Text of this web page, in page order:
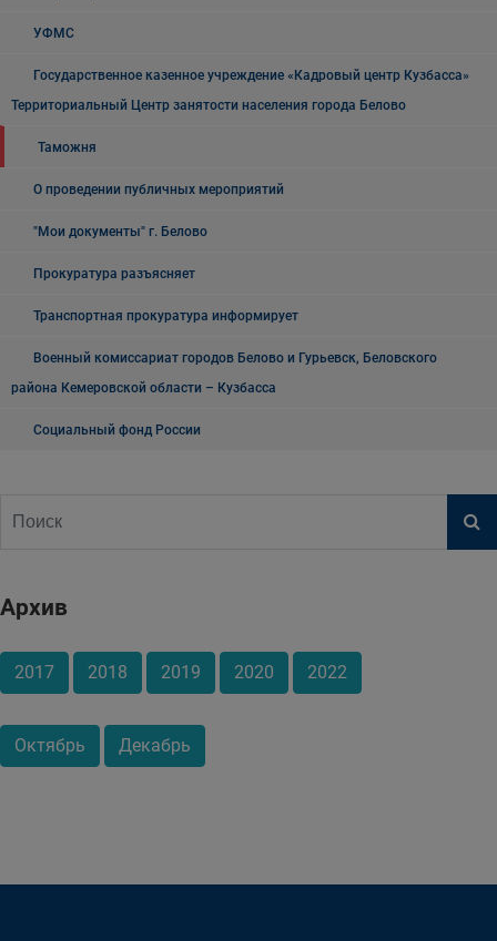
УФМС
Государственное казенное учреждение «Кадровый центр Кузбасса»
Территориальный Центр занятости населения города Белово
Таможня
О проведении публичных мероприятий
"Мои документы" г. Белово
Прокуратура разъясняет
Транспортная прокуратура информирует
Военный комиссариат городов Белово и Гурьевск, Беловского
района Кемеровской области – Кузбасса
Социальный фонд России
Архив
2017 2018 2019 2020 2022
Октябрь Декабрь